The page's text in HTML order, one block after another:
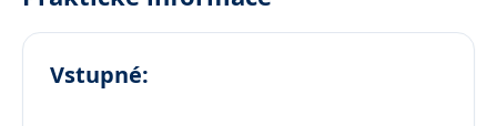
Vstupné: